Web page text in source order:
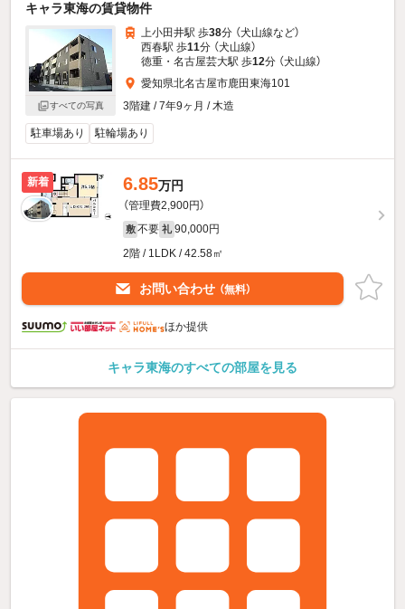
キャラ東海の賃貸物件
すべての写真
上小田井駅 歩38分 （犬山線など）
西春駅 歩11分 （犬山線）
徳重・名古屋芸大駅 歩12分 （犬山線）
愛知県北名古屋市鹿田東海101
3階建 / 7年9ヶ月 / 木造
駐車場あり 駐輪場あり
新着 6.85万円
（管理費2,900円）
敷 不要 礼 90,000円
2階 / 1LDK / 42.58㎡
お問い合わせ （無料）
ほか提供
キャラ東海のすべての部屋を見る